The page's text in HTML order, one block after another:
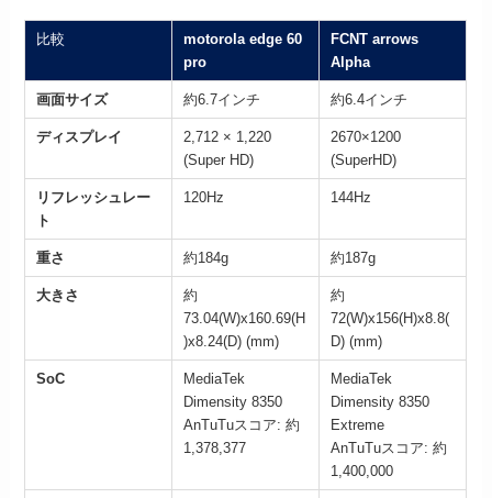
比較
motorola edge 60
pro
FCNT arrows
Alpha
画面サイズ 約6.7インチ 約6.4インチ
ディスプレイ
2,712 × 1,220
(Super HD)
2670×1200
(SuperHD)
リフレッシュレー
ト
120Hz 144Hz
重さ 約184g 約187g
大きさ
約
73.04(W)x160.69(H
)x8.24(D) (mm)
約
72(W)x156(H)x8.8(
D) (mm)
SoC
MediaTek
Dimensity 8350
AnTuTuスコア: 約
1,378,377
MediaTek
Dimensity 8350
Extreme
AnTuTuスコア: 約
1,400,000